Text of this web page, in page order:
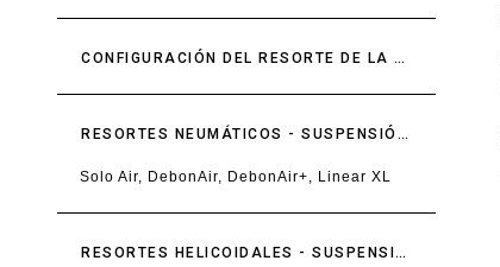
CONFIGURACIÓN DEL RESORTE DE LA SUSPENSIÓN
RESORTES NEUMÁTICOS - SUSPENSIÓN DELANTERA
Solo Air, DebonAir, DebonAir+, Linear XL
RESORTES HELICOIDALES - SUSPENSIÓN DELANTERA